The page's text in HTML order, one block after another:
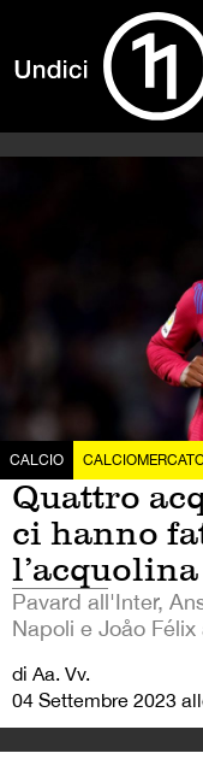
CALCIO
Quattro
ci hanno
Pavard all'Inter,
Napoli e Joåo
di Aa. Vv.
04 Settembre 2023